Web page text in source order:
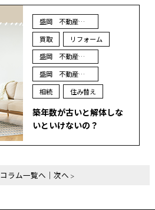
盛岡 不動産 売却
買取
リフォーム
盛岡 不動産 買取
盛岡 不動産 査定
相続
住み替え
築年数が古いと解体しな
いといけないの？
コラム一覧へ 次へ